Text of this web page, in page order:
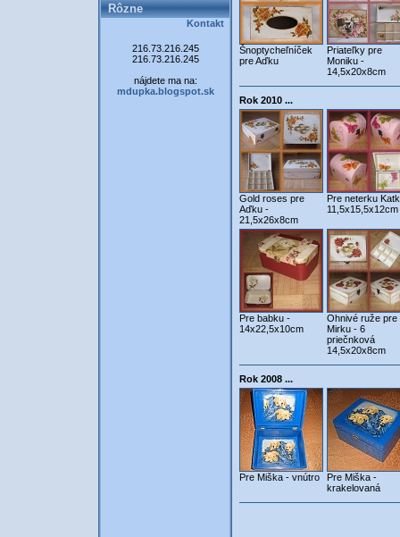
Rôzne
Kontakt
216.73.216.245
216.73.216.245
nájdete ma na:
mdupka.blogspot.sk
Šnoptycheľníček
pre Aďku
Priateľky pre
Moniku -
14,5x20x8cm
Rok 2010 ...
Gold roses pre
Aďku -
21,5x26x8cm
Pre neterku
11,5x15,5x12cm
Pre babku -
14x22,5x10cm
Ohnivé ruže pre
Mirku - 6
priečnková
14,5x20x8cm
Rok 2008 ...
Pre Miška - vnútro
Pre Miška -
krakelovaná